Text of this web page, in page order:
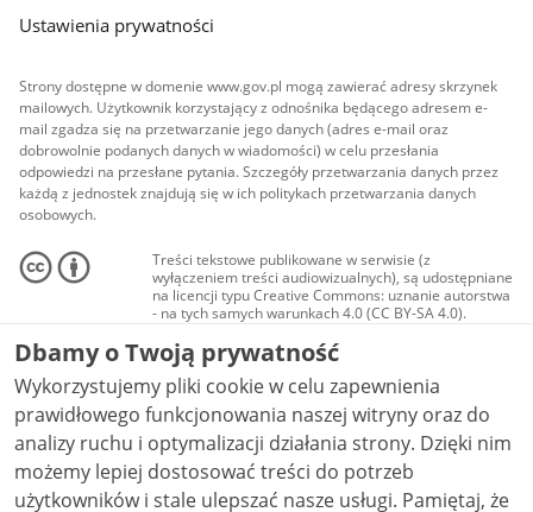
Ustawienia prywatności
Strony dostępne w domenie www.gov.pl mogą zawierać adresy skrzynek
mailowych. Użytkownik korzystający z odnośnika będącego adresem e-
mail zgadza się na przetwarzanie jego danych (adres e-mail oraz
dobrowolnie podanych danych w wiadomości) w celu przesłania
odpowiedzi na przesłane pytania. Szczegóły przetwarzania danych przez
każdą z jednostek znajdują się w ich politykach przetwarzania danych
osobowych.
Treści tekstowe publikowane w serwisie (z
wyłączeniem treści audiowizualnych), są udostępniane
na licencji typu Creative Commons: uznanie autorstwa
- na tych samych warunkach 4.0 (CC BY-SA 4.0).
Materiały audiowizualne, w tym zdjęcia, materiały
audio i wideo, są udostępniane na licencji typu
Creative Commons: uznanie autorstwa użycie
niekomercyjne - bez utworów zależnych 4.0 (CC BY-
NC-ND 4.0), o ile nie jest to stwierdzone inaczej.
Dbamy o Twoją prywatność
Wykorzystujemy pliki cookie w celu zapewnienia
prawidłowego funkcjonowania naszej witryny oraz do
analizy ruchu i optymalizacji działania strony. Dzięki nim
możemy lepiej dostosować treści do potrzeb
użytkowników i stale ulepszać nasze usługi. Pamiętaj, że